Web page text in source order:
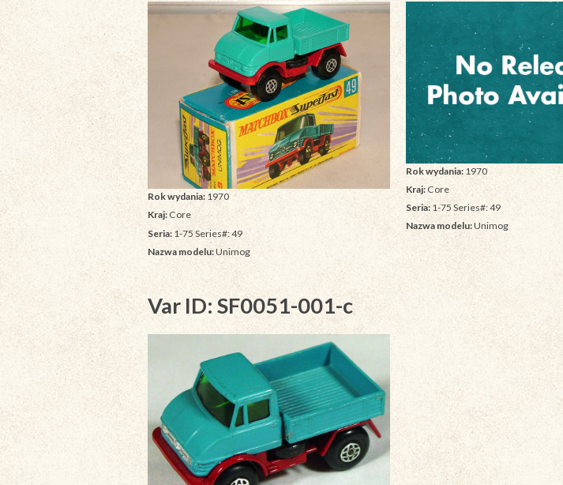
Rok wydania: 1970
Kraj: Core
Seria: 1-75 Series#: 49
Nazwa modelu:Unimog
Rok wydania:1970
Kraj:Core
Seria:1-75 Series#: 49
Nazwa modelu:Unimog
Var ID: SF0051-001-c